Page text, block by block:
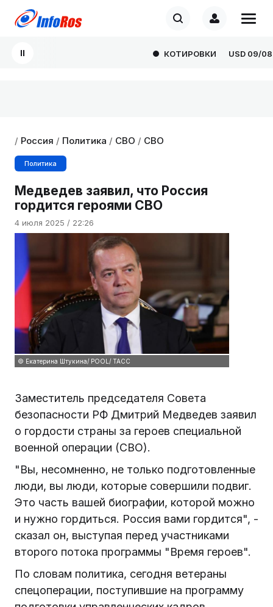
КОТИРОВКИ USD09/08
/ Россия / Политика / СВО / СВО
Политика
Медведев заявил, что Россия
гордится героями СВО
4 июля 2025 / 22:26
© Екатерина Штукина/ POOL/ ТАСС
Заместитель председателя Совета
безопасности РФ Дмитрий Медведев заявил
о гордости страны за героев специальной
военной операции (СВО).
"Вы, несомненно, не только подготовленные
люди, вы люди, которые совершили подвиг.
Это часть вашей биографии, которой можно
и нужно гордиться. Россия вами гордится", -
сказал он, выступая перед участниками
второго потока программы "Время героев".
По словам политика, сегодня ветераны
спецоперации, поступившие на программу